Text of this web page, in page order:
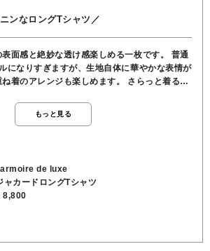
ンなロングTシャツ／
感と絶妙な透け感楽しめる一枚です。 普通
になりすぎますが、生地自体に華やかな表情が
レンジも楽しめます。 さらっと着るだ
材なので、デイリーからお出かけまで、クロー
てしまうタイプ１枚です。 表面に凹凸が
上品で、お肌を出しすぎずに抜け感がありま
, ポリウレタン5％, ●別布部分／綿100％
もっと見る
de luxe
ャカードロングTシャツ
8,800